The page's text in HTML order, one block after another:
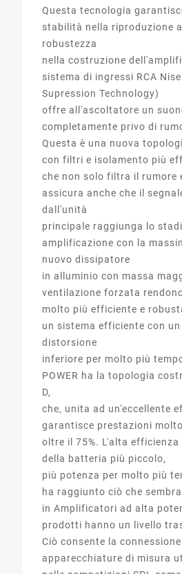
Questa tecnologia
stabilità nella riproduzione
robustezza
nella costruzione
sistema di ingressi RCA
Supression Technology)
offre all'ascoltatore un
completamente privo di
Questa è una nuova
con filtri e isolamento più
che non solo filtra il rumore
assicura anche che il
dall'unità
principale raggiunga lo
amplificazione con la
nuovo dissipatore
in alluminio con massa
ventilazione forzata
molto più efficiente e
un sistema efficiente con
distorsione
inferiore per molto più
POWER ha la topologia
D,
che, unita ad un'eccellente
garantisce prestazioni
oltre il 75%. L'alta efficienza
della batteria più piccolo,
più potenza per molto più
ha raggiunto ciò che
in Amplificatori ad alta
prodotti hanno un livello
Ciò consente la
apparecchiature di misura